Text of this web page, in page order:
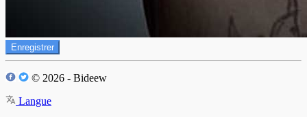
Enregistrer
© 2026 - Bideew
Langue